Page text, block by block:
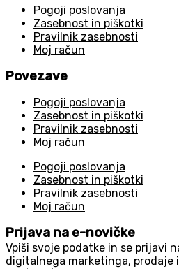
Pogoji poslovanja
Zasebnost in piškotki
Pravilnik zasebnosti
Moj račun
Povezave
Pogoji poslovanja
Zasebnost in piškotki
Pravilnik zasebnosti
Moj račun
Pogoji poslovanja
Zasebnost in piškotki
Pravilnik zasebnosti
Moj račun
Prijava na e-novičke
Vpiši svoje podatke in se prijavi
digitalnega marketinga, prodaje